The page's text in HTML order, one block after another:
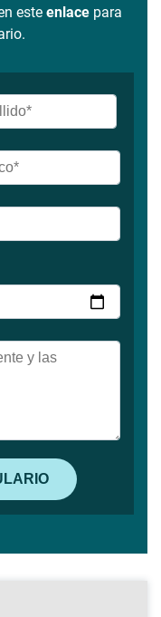
este enlacepara